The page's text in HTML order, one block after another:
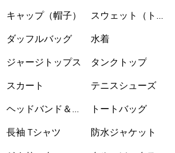
キャップ（帽子）
ダッフルバッグ
ジャージトップス
スカート
ヘッドバンド＆バ
長袖 Tシャツ
スウェット（トレ
水着
タンクトップ
テニスシューズ
トートバッグ
防水ジャケット